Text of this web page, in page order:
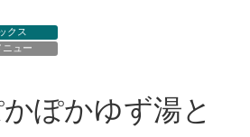
クス
ニュー
ぽかゆず湯と